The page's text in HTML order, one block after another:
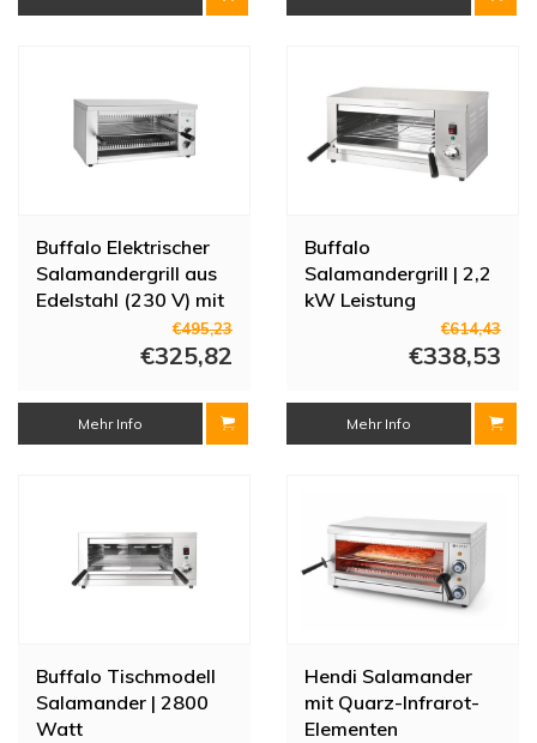
Buffalo Elektrischer
Salamandergrill aus
Edelstahl (230 V) mit
Rostpositionen
€495,23
€325,82
Mehr Info
Buffalo
Salamandergrill | 2,2
kW Leistung
€614,43
€338,53
Mehr Info
Buffalo Tischmodell
Salamander | 2800
Watt
Hendi Salamander
mit Quarz-Infrarot-
Elementen